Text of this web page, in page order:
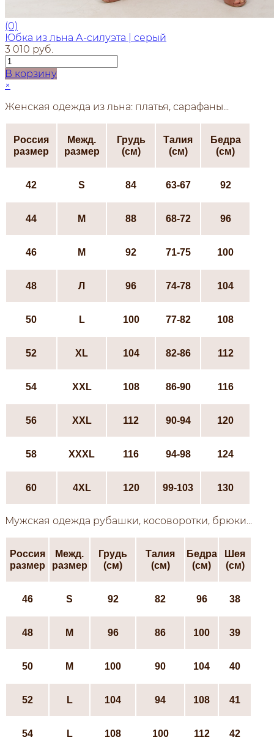
(0)
Юбка из льна А-силуэта | серый
3 010 руб.
В корзину
×
Женская одежда из льна: платья, сарафаны...
Россия
размер
Межд.
размер
Грудь
(см)
Талия
(см)
Бедра
(см)
42 S 84 63-67 92
44 М 88 68-72 96
46 М 92 71-75 100
48 Л 96 74-78 104
50 L 100 77-82 108
52 ХL 104 82-86 112
54 XXL 108 86-90 116
56 XXL 112 90-94 120
58 XXXL 116 94-98 124
60 4XL 120 99-103 130
Мужская одежда рубашки, косоворотки, брюки...
Россия
размер
Межд.
размер
Грудь
(см)
Талия
(см)
Бедра
(см)
Шея
(см)
46 S 92 82 96 38
48 М 96 86 100 39
50 М 100 90 104 40
52 L 104 94 108 41
54 L 108 100 112 42